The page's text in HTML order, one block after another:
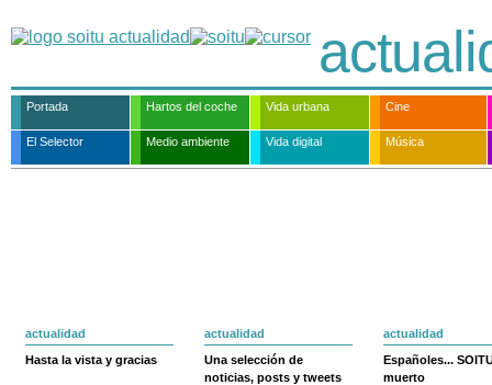
Portada Hartos del coche Vida urbana Cine
El Selector Medio ambiente Vida digital Música
actualidad
Hasta la vista y gracias
actualidad
Una selección de
noticias, posts y tweets
actualidad
Españoles...
muerto